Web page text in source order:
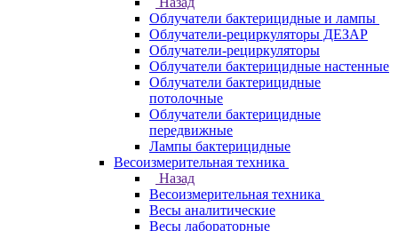
Облучатели бактерицидные и лампы
Облучатели-рециркуляторы ДЕЗАР
Облучатели-рециркуляторы
Облучатели бактерицидные настенные
Облучатели бактерицидные
потолочные
Облучатели бактерицидные
передвижные
Лампы бактерицидные
Весоизмерительная техника
Назад
Весоизмерительная техника
Весы аналитические
Весы лабораторные